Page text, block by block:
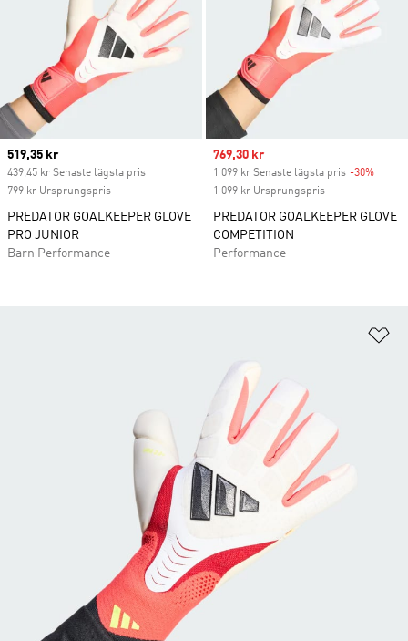
Current price
519,35 kr
439,45 kr Senaste lägsta pris
799 kr Ursprungspris
PREDATOR GOALKEEPER GLOVE
PRO JUNIOR
Barn Performance
Sale price
769,30 kr
1 099 kr Senaste lägsta pris -30%
1 099 kr Ursprungspris
PREDATOR GOALKEEPER GLOVE
COMPETITION
Performance